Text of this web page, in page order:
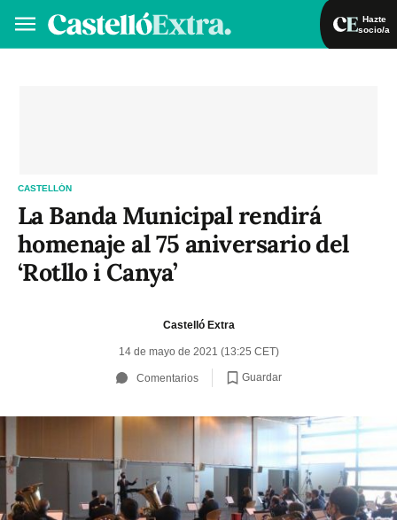
Hazte
socio/a
CASTELLÓN
La Banda Municipal rendirá
homenaje al 75 aniversario del
‘Rotllo i Canya’
Castelló Extra
14 de mayo de 2021 (13:25 CET)
Comentarios Guardar